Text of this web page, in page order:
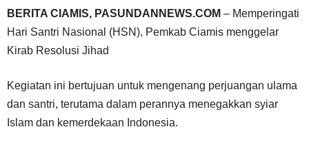
BERITA CIAMIS, PASUNDANNEWS.COM – Memperingati
Hari Santri Nasional (HSN), Pemkab Ciamis menggelar
Kirab Resolusi Jihad
Kegiatan ini bertujuan untuk mengenang perjuangan ulama
dan santri, terutama dalam perannya menegakkan syiar
Islam dan kemerdekaan Indonesia.